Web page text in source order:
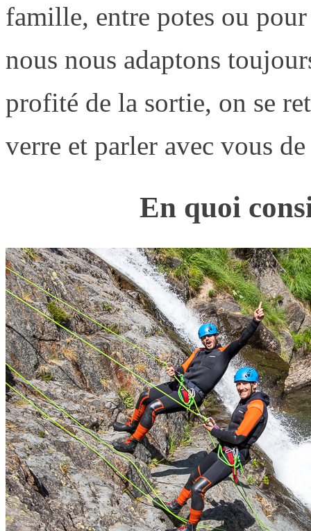
famille, entre potes ou
nous nous adaptons
profité de la sortie, on se
verre et parler avec vous
En quoi